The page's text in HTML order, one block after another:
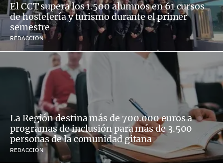
El CCT supera los 1.500 alumnos en 61 cursos
de hostelería y turismo durante el primer
semestre
REDACCIÓN
La Región destina más de 700.000 euros a
programas de inclusión para más de 3.500
personas de la comunidad gitana
REDACCIÓN